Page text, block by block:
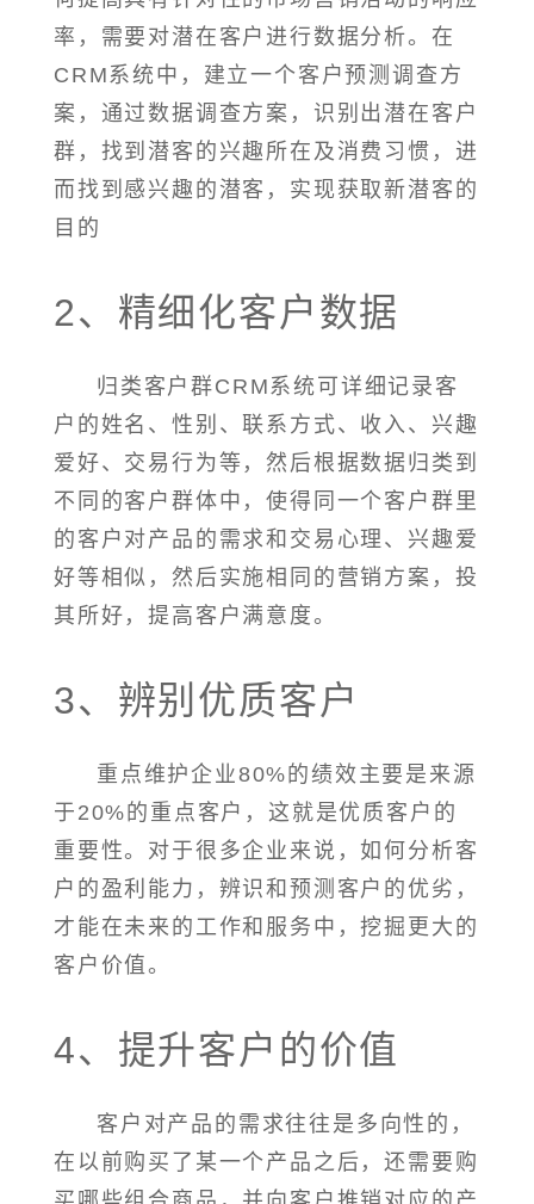
率，需要对潜在客户进行数据分析。在
CRM系统中，建立一个客户预测调查方
案，通过数据调查方案，识别出潜在客户
群，找到潜客的兴趣所在及消费习惯，进
而找到感兴趣的潜客，实现获取新潜客的
目的
2、精细化客户数据
归类客户群CRM系统可详细记录客
户的姓名、性别、联系方式、收入、兴趣
爱好、交易行为等，然后根据数据归类到
不同的客户群体中，使得同一个客户群里
的客户对产品的需求和交易心理、兴趣爱
好等相似，然后实施相同的营销方案，投
其所好，提高客户满意度。
3、辨别优质客户
重点维护企业80%的绩效主要是来源
于20%的重点客户，这就是优质客户的
重要性。对于很多企业来说，如何分析客
户的盈利能力，辨识和预测客户的优劣，
才能在未来的工作和服务中，挖掘更大的
客户价值。
4、提升客户的价值
客户对产品的需求往往是多向性的，
在以前购买了某一个产品之后，还需要购